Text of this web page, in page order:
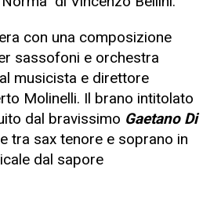
con una composizione
sassofoni e orchestra
musicista e direttore
Molinelli. Il brano intitolato
dal bravissimo Gaetano Di
tra sax tenore e soprano in
dal sapore